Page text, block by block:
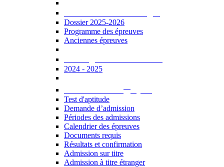
Dossier 2025-2026
Programme des épreuves
Anciennes épreuves
2024 - 2025
Test d'aptitude
Demande d’admission
Périodes des admissions
Calendrier des épreuves
Documents requis
Résultats et confirmation
Admission sur titre
Admission à titre étranger